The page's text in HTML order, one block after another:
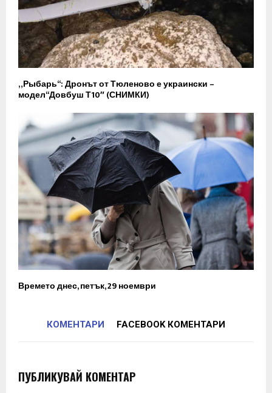
„Рыбарь“: Дронът от Тюленово е украински –
модел“Довбуш Т10″ (СНИМКИ)
Времето днес, петък, 29 ноември
КОМЕНТАРИ FACEBOOK КОМЕНТАРИ
ПУБЛИКУВАЙ КОМЕНТАР